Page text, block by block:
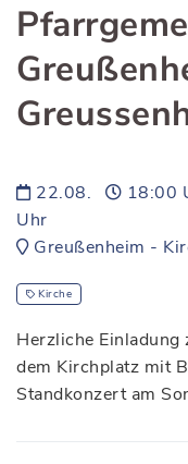
22.08. 18:00
Uhr
Greußenheim -
Kirche
Herzliche
dem Kirchplatz mit
Standkonzert am